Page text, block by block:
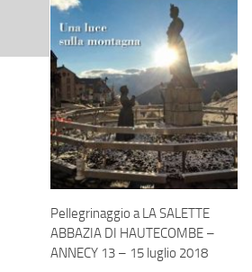
Pellegrinaggio a LA SALETTE
ABBAZIA DI HAUTECOMBE –
ANNECY 13 – 15 luglio 2018